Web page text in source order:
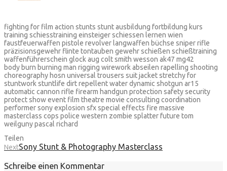
fighting for film action stunts stunt ausbildung fortbildung kurs
training schiesstraining einsteiger schiessen lernen wien
faustfeuerwaffen pistole revolver langwaffen büchse sniper rifle
präzisionsgewehr flinte tontauben gewehr schießen schießtraining
waffenführerschein glock aug colt smith wesson ak47 mg42
body burn burning man rigging wirework abseilen rapelling shooting
choreography hosn universal trousers suit jacket stretchy for
stuntwork stuntlife dirt repellent water dynamic shotgun ar15
automatic cannon rifle firearm handgun protection safety security
protect show event film theatre movie consulting coordination
performer sony explosion sfx special effects fire massive
masterclass cops police western zombie splatter future tom
weilguny pascal richard
Teilen
NextSony Stunt & Photography Masterclass
Schreibe einen Kommentar